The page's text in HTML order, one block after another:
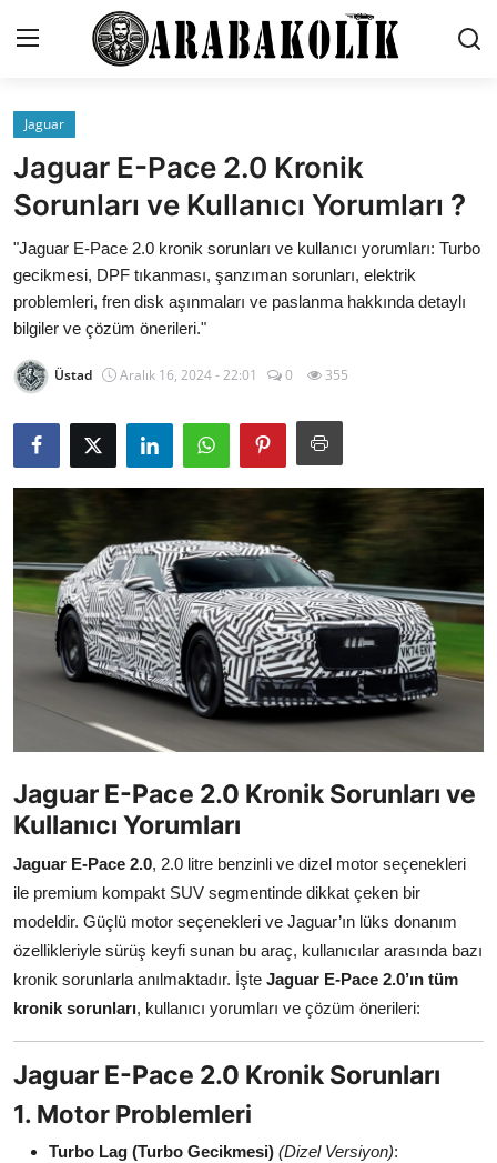
İletişim
Genel
Karşılaştırmalar
Testler
Markalar
Öneriler
Motosiklet
Paketler
Yağlar
Oto Bilgi
Jaguar
Jaguar E-Pace 2.0 Kronik
Sorunları ve Kullanıcı Yorumları ?
"Jaguar E-Pace 2.0 kronik sorunları ve kullanıcı yorumları: Turbo
gecikmesi, DPF tıkanması, şanzıman sorunları, elektrik
problemleri, fren disk aşınmaları ve paslanma hakkında detaylı
bilgiler ve çözüm önerileri."
Üstad Aralık 16, 2024 - 22:01 0 355
Jaguar E-Pace 2.0 Kronik Sorunları ve
Kullanıcı Yorumları
Jaguar E-Pace 2.0, 2.0 litre benzinli ve dizel motor seçenekleri
ile premium kompakt SUV segmentinde dikkat çeken bir
modeldir. Güçlü motor seçenekleri ve Jaguar’ın lüks donanım
özellikleriyle sürüş keyfi sunan bu araç, kullanıcılar arasında bazı
kronik sorunlarla anılmaktadır. İşte Jaguar E-Pace 2.0’ın tüm
kronik sorunları, kullanıcı yorumları ve çözüm önerileri:
Jaguar E-Pace 2.0 Kronik Sorunları
1. Motor Problemleri
Turbo Lag (Turbo Gecikmesi) (Dizel Versiyon):